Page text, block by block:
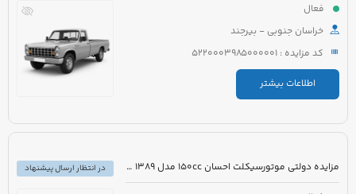
فعال
خراسان جنوبی - بیرجند
کد مزایده : 5220003985000001
اطلاعات بیشتر
مزایده دولتی موتورسیکلت احسان 150cc مدل 1389 رنگ مشکی
در انتظار ارسال پیشنهاد